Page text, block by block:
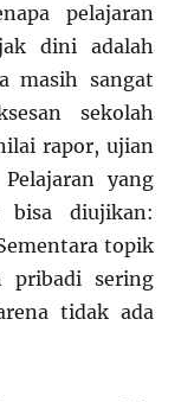
pelajaran
dini adalah
masih sangat
sekolah
rapor, ujian
yang
bisa diujikan:
topik
pribadi sering
tidak ada